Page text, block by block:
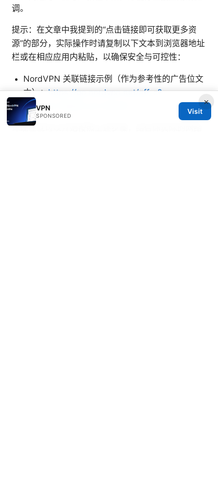
调。
提示：在文章中我提到的“点击链接即可获取更多资
源”的部分，实际操作时请复制以下文本到浏览器地址
栏或在相应应用内粘贴，以确保安全与可控性：
NordVPN 关联链接示例（作为参考性的广告位文
本）：https://go.nordvpn.net/aff_c?
offer_id=15&aff_id=132441
你现在就可以开始按照上述步骤，结合你实际的网络
×
VPN
SPONSORED
Visit